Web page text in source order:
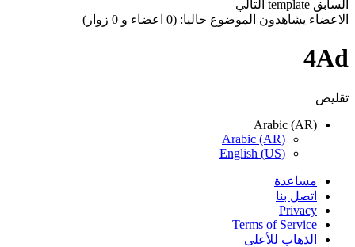
السابق template التالي
الاعضاء يشاهدون الموضوع حاليا: (0 اعضاء و 0 زوار)
4Ad
تقليص
Arabic (AR)
Arabic (AR)
English (US)
مساعدة
اتصل بنا
Privacy
Terms of Service
الذهاب للأعلى